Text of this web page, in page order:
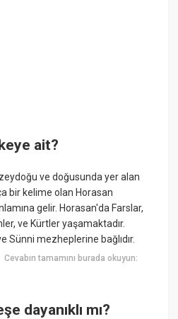
ait?
ve doğusunda yer alan
bir kelime olan Horasan
gelir. Horasan'da Farslar,
ve Kürtler yaşamaktadır.
Sünni mezheplerine bağlıdır.
Cevabın tamamını burada okuyun:
dayanıklı mı?